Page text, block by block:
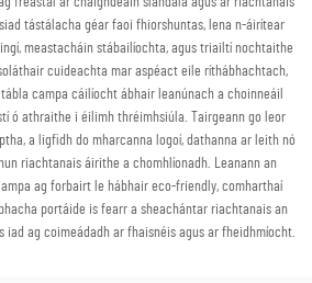
tástálacha géar faoi fhiorshuntas, lena n-áirítear
meastacháin stábailíochta, agus triailtí nochtaithe
cuideachta mar aspéact eile ríthábhachtach,
campa cáilíocht ábhair leanúnach a choinneáil
ó athraithe i éilimh thréimhsiúla. Tairgeann go leor
a ligfidh do mharcanna logoí, dathanna ar leith nó
riachtanais áirithe a chomhlíonadh. Leanann an
ag forbairt le hábhair eco-friendly, comharthaí
portáide is fearr a sheachántar riachtanais an
iad ag coimeádadh ar fhaisnéis agus ar fheidhmíocht.